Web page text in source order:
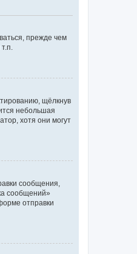
прежде чем
щёлкнув
небольшая
хотя они могут
сообщения,
сообщений»
отправки